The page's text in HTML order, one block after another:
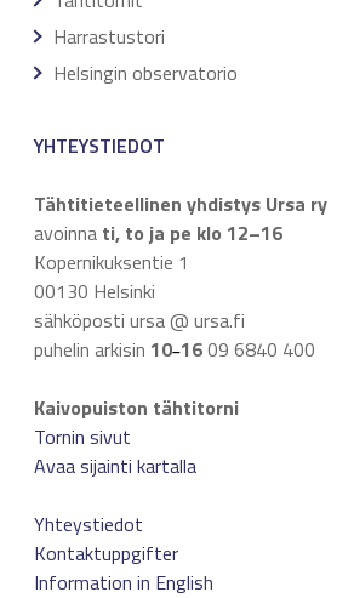
Harrastustori
Helsingin observatorio
YHTEYSTIEDOT
Tähtitieteellinen yhdistys Ursa ry
avoinna ti, to ja pe klo 12–16
Kopernikuksentie 1
00130 Helsinki
sähköposti ursa @ ursa.fi
puhelin arkisin 10–1609 6840 400
Kaivopuiston tähtitorni
Tornin sivut
Avaa sijainti kartalla
Yhteystiedot
Kontaktuppgifter
Information in English